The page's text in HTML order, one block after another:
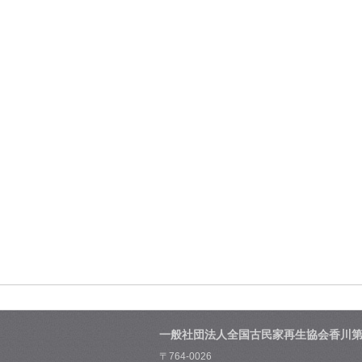
一般社団法人全国古民家再生協会香川
〒764-0026